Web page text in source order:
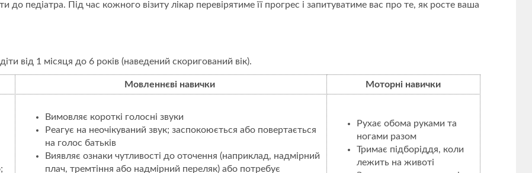
до педіатра. Під час кожного візиту лікар перевірятиме її прогрес і запитуватиме вас про те, як росте ваша
від 1 місяця до 6 років (наведений скоригований вік).
Мовленнєві навички Моторні навички
Вимовляє короткі голосні звуки
Реагує на неочікуваний звук; заспокоюється або повертається
на голос батьків
Виявляє ознаки чутливості до оточення (наприклад, надмірний
плач, тремтіння або надмірний переляк) або потребує
Рухає обома руками та
ногами разом
Тримає підборіддя, коли
лежить на животі